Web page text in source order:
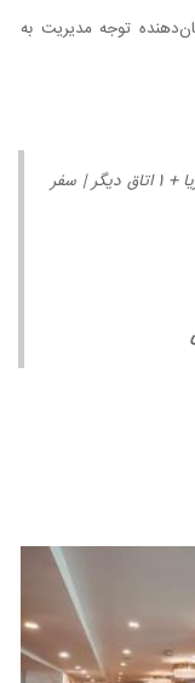
توجه مدیریت به
| اتاق دو تخته دبل سمت دریا + 1 اتاق دیگر | سفر